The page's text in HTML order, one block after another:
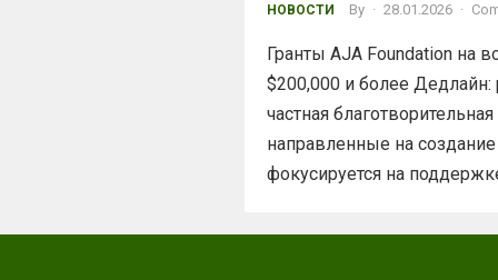
НОВОСТИ By · 28.01.2026 ·
Гранты AJA Foundation на
$200,000 и более
частная
направленные на
фокусируется на